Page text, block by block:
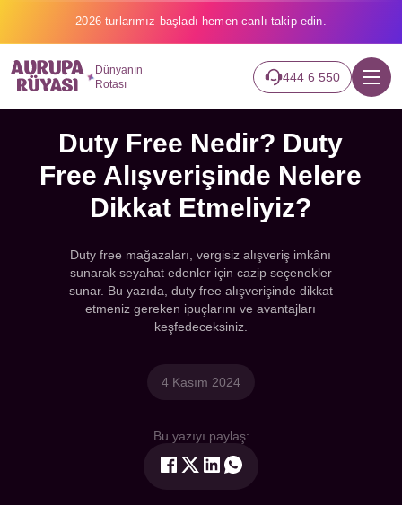
2026 turlarımız başladı hemen canlı takip edin.
Dünyanın
Rotası
444 6 550
Duty Free Nedir? Duty
Free Alışverişinde Nelere
Dikkat Etmeliyiz?
Duty free mağazaları, vergisiz alışveriş imkânı
sunarak seyahat edenler için cazip seçenekler
sunar. Bu yazıda, duty free alışverişinde dikkat
etmeniz gereken ipuçlarını ve avantajları
keşfedeceksiniz.
4 Kasım 2024
Bu yazıyı paylaş: